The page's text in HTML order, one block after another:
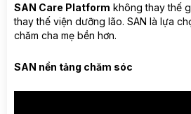
SAN Care Platform không thay thế
thay thế viện dưỡng lão. SAN là lựa
chăm cha mẹ bền hơn.
SAN nền tảng chăm sóc